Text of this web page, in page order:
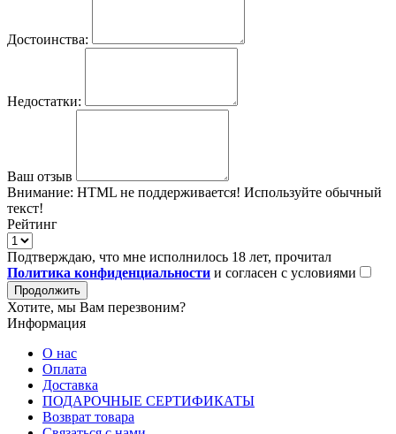
Достоинства:
Недостатки:
Ваш отзыв
Внимание: HTML не поддерживается! Используйте обычный
текст!
Рейтинг
Подтверждаю, что мне исполнилось 18 лет, прочитал
Политика конфиденциальности и согласен с условиями
Продолжить
Хотите, мы Вам перезвоним?
Информация
О нас
Оплата
Доставка
ПОДАРОЧНЫЕ СЕРТИФИКАТЫ
Возврат товара